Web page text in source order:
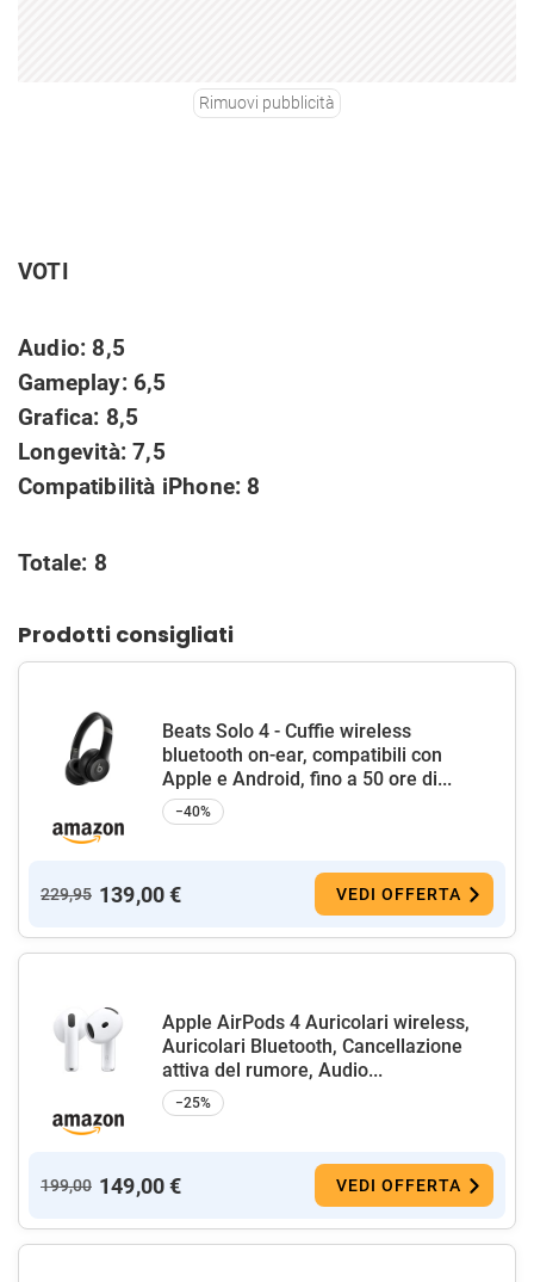
Rimuovi pubblicità
VOTI
Audio: 8,5
Gameplay:6,5
Grafica: 8,5
Longevità: 7,5
Compatibilità iPhone: 8
Totale: 8
Prodotti consigliati
Beats Solo 4 - Cuffie wireless
bluetooth on-ear, compatibili con
Apple e Android, fino a 50 ore di...
−40%
229,95 139,00 € VEDI OFFERTA
Apple AirPods 4 Auricolari wireless,
Auricolari Bluetooth, Cancellazione
attiva del rumore, Audio...
−25%
199,00 149,00 € VEDI OFFERTA